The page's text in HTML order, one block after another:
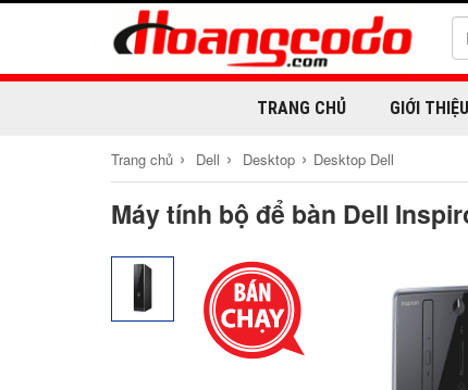
TRANG CHỦ GIỚI THIỆU
Trang chủ › Dell › Desktop › Desktop Dell
Máy tính bộ để bàn Dell